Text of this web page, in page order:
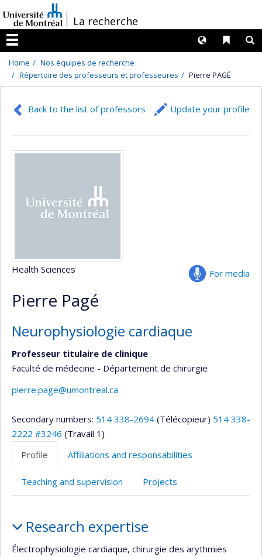
au
contenu
/La recherche
Menu
Liens
Langues
Home
Nos équipes de recherche
Répertoire des professeurs et professeures
Pierre PAGÉ
Back to the list of professors Update your profile
For media
Health Sciences
Pierre Pagé
Neurophysiologie cardiaque
Professeur titulaire de clinique
Faculté de médecine - Département de chirurgie
pierre.page@umontreal.ca
Secondary numbers: 514 338-2694 (Télécopieur) 514 338-
2222 #3246 (Travail 1)
Profile
Affiliations and responsabilities
Teaching and supervision Projects
Research expertise
Électrophysiologie cardiaque, chirurgie des arythmies